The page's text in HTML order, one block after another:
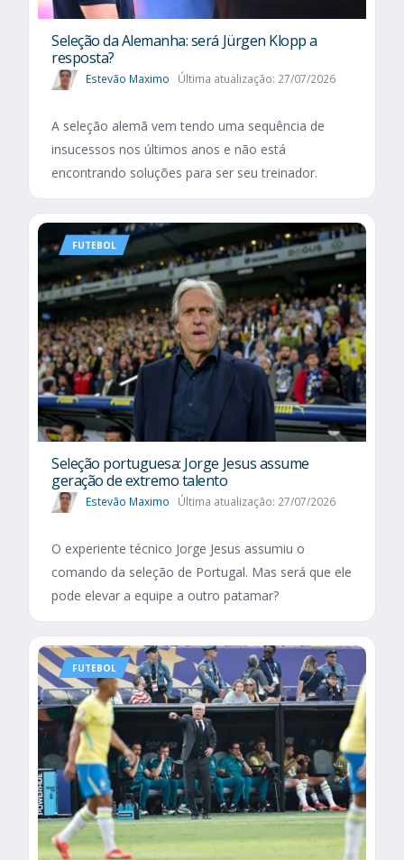
Seleção da Alemanha: será Jürgen Klopp a
resposta?
Estevão Maximo Última atualização: 27/07/2026
A seleção alemã vem tendo uma sequência de
insucessos nos últimos anos e não está
encontrando soluções para ser seu treinador.
FUTEBOL
Seleção portuguesa: Jorge Jesus assume
geração de extremo talento
Estevão Maximo Última atualização: 27/07/2026
O experiente técnico Jorge Jesus assumiu o
comando da seleção de Portugal. Mas será que ele
pode elevar a equipe a outro patamar?
FUTEBOL